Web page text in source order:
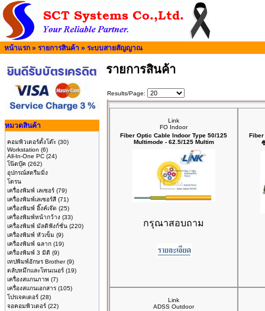
หน้าแรก » รายการสินค้า » ระบบสายสัญญาณ
หมวดสินค้า
คอมพิวเตอร์ตั้งโต๊ะ (30)
Workstation (6)
All-In-One PC (24)
โน๊ตบุ๊ค (262)
อุปกรณ์สตรีมมิ่ง
โดรน
เครื่องพิมพ์ เลเซอร์ (79)
เครื่องพิมพ์เลเซอร์สี (71)
เครื่องพิมพ์ อิ๊งค์เจ๊ต (25)
เครื่องพิมพ์หน้ากว้าง (33)
เครื่องพิมพ์ มัลติฟังก์ชั่น (220)
เครื่องพิมพ์ หัวเข็ม (9)
เครื่องพิมพ์ ฉลาก (19)
เครื่องพิมพ์ 3 มิติ (9)
เทปพิมพ์อักษร Brother(9)
ตลับหมึกและโทนเนอร์ (19)
เครื่องสแกนภาพ (7)
เครื่องสแกนเอกสาร (105)
โปรเจคเตอร์ (28)
จอคอมพิวเตอร์ (22)
รายการสินค้า
Results/Page:
Link
FO Indoor
Fiber Optic Cable Indoor Type 50/125
Multimode - 62.5/125 Multim
กรุณาสอบถาม
Fiber
Link
ADSS Outdoor